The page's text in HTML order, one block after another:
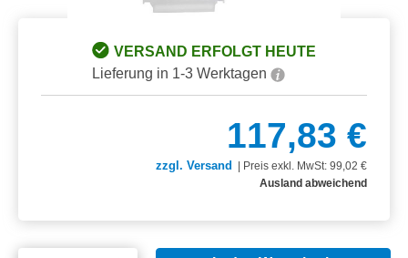
VERSAND ERFOLGT HEUTE
Lieferung in 1-3 Werktagen
117,83 €
zzgl. Versand
Preis exkl. MwSt: 99,02 €
Ausland abweichend